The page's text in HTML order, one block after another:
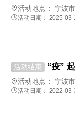
活动地点： 宁波市
活动日期： 2025-03-
活动结束 “疫”
活动地点： 宁波市
活动日期： 2022-03-